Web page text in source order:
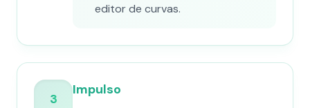
editor de curvas.
3
Impulso